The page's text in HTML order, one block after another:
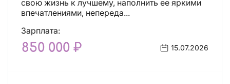
свою жизнь к лучшему, наполнить ее яркими
впечатлениями, непереда...
Зарплата:
850 000 ₽ 15.07.2026